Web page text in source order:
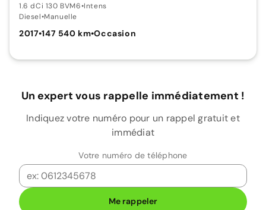
1.6 dCi 130 BVM6•Intens
Diesel•Manuelle
2017•147 540 km•Occasion
Un expert vous rappelle immédiatement !
Indiquez votre numéro pour un rappel gratuit et
immédiat
Votre numéro de téléphone
Me rappeler